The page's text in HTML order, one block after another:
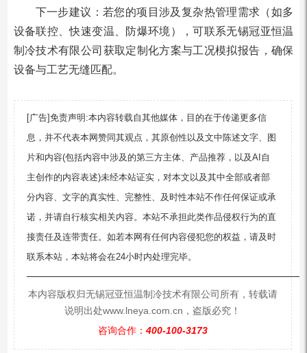
下一步建议：若您的项目涉及复杂热管理需求（如多
设备联控、快速变温、防爆环境），可联系无锡冠亚恒温
制冷技术有限公司获取定制化方案与工况模拟报告，确保
设备与工艺无缝匹配。
[广告]免责声明:本内容转载自其他媒体，目的在于传递更多信
息，并不代表本网赞同其观点，其原创性以及文中陈述文字、图
片和内容(包括内容中涉及的第三方主体、产品推荐，以及AI自
主创作的内容表述)未经本站证实，对本文以及其中全部或者部
分内容、文字的真实性、完整性、及时性本站不作任何保证或承
诺，并请自行核实相关内容。本站不承担此类作品侵权行为的直
接责任及连带责任。如若本网有任何内容侵犯您的权益，请及时
联系本站，本站将会在24小时内处理完毕。
本内容版权归无锡冠亚恒温制冷技术有限公司所有，转载请
说明出处www.lneya.com.cn，盗版必究！
咨询合作： 400-100-3173